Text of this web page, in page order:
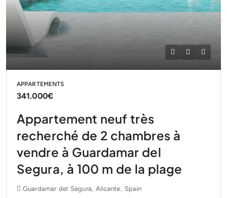
APPARTEMENTS
341.000€
Appartement neuf très
recherché de 2 chambres à
vendre à Guardamar del
Segura, à 100 m de la plage
Guardamar del Segura, Alicante, Spain